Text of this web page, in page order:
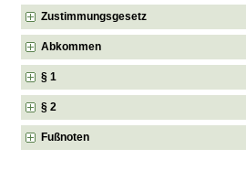
Zustimmungsgesetz
Abkommen
§ 1
§ 2
Fußnoten